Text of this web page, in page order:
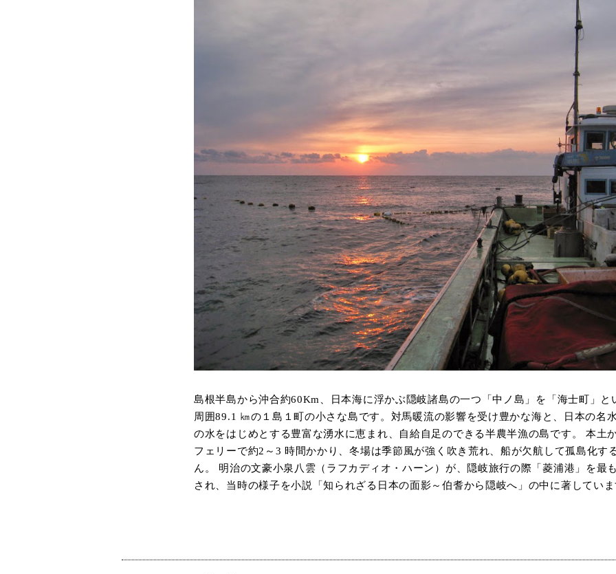
島根半島から沖合約60Km、日本海に浮かぶ隠岐諸島の一つ「中ノ島」を「海士町」と
周囲89.1 ㎞の１島１町の小さな島です。対馬暖流の影響を受け豊かな海と、日本の名
の水をはじめとする豊富な湧水に恵まれ、自給自足のできる半農半漁の島です。 本土
フェリーで約2～3 時間かかり、冬場は季節風が強く吹き荒れ、船が欠航して孤島化す
ん。 明治の文豪小泉八雲（ラフカディオ・ハーン）が、隠岐旅行の際「菱浦港」を最
され、当時の様子を小説「知られざる日本の面影～伯耆から隠岐へ」の中に著していま